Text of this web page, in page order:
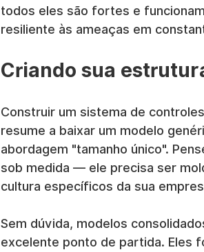
todos eles são fortes e
resiliente às ameaças em
Criando sua
Construir um sistema de
resume a baixar um modelo
abordagem "tamanho único".
sob medida — ele precisa ser
cultura específicos da sua
Sem dúvida, modelos
excelente ponto de partida. Eles